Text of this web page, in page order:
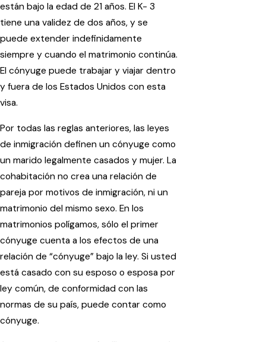
están bajo la edad de 21 años. El K- 3
tiene una validez de dos años, y se
puede extender indefinidamente
siempre y cuando el matrimonio continúa.
El cónyuge puede trabajar y viajar dentro
y fuera de los Estados Unidos con esta
visa.
Por todas las reglas anteriores, las leyes
de inmigración definen un cónyuge como
un marido legalmente casados y mujer. La
cohabitación no crea una relación de
pareja por motivos de inmigración, ni un
matrimonio del mismo sexo. En los
matrimonios polígamos, sólo el primer
cónyuge cuenta a los efectos de una
relación de “cónyuge” bajo la ley. Si usted
está casado con su esposo o esposa por
ley común, de conformidad con las
normas de su país, puede contar como
cónyuge.